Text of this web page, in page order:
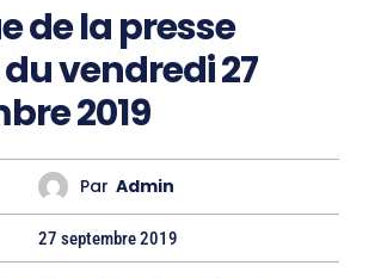
de la presse
vendredi 27
2019
Par Admin
27 septembre 2019